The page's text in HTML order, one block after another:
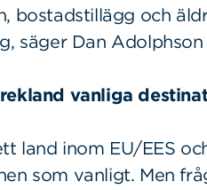
bostadstillägg och
säger Dan
vanliga
land inom EU/EES
som vanligt. Men